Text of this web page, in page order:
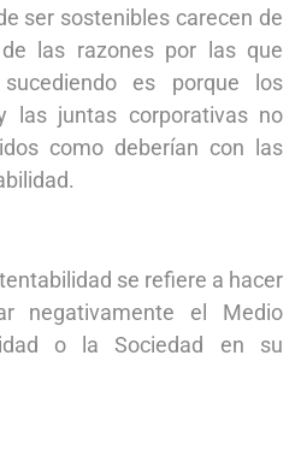
ser sostenibles carecen de
las razones por las que
es porque los
las juntas corporativas no
como deberían con las
se refiere a hacer
negativamente el Medio
o la Sociedad en su